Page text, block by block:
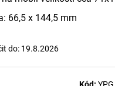
66,5 x 144,5 mm
do: 19.8.2026
Kód: